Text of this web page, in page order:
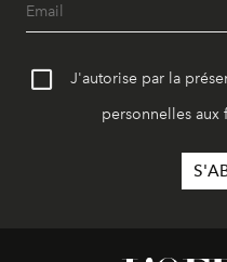
J'autorise par la
personnelles aux